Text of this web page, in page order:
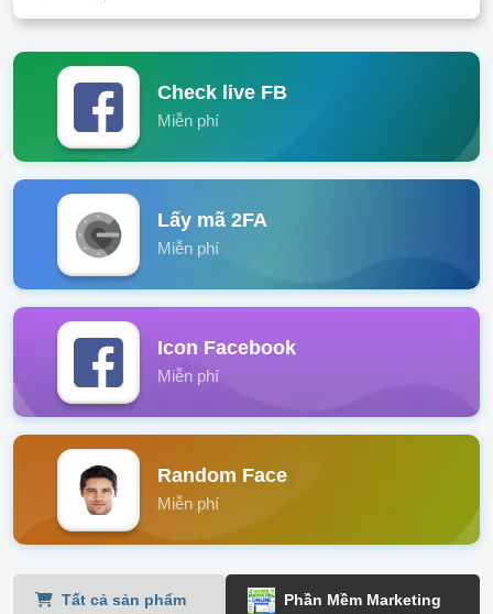
Check live FB
Miễn phí
Lấy mã 2FA
Miễn phí
Icon Facebook
Miễn phí
Random Face
Miễn phí
Tất cả sản phẩm Phần Mềm Marketing